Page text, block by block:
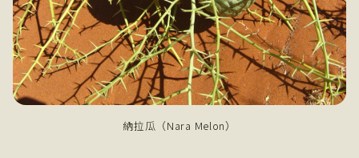
納拉瓜（Nara Melon）